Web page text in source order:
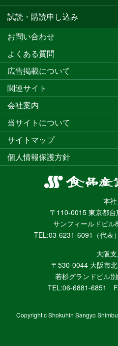
試読・購読申し込み
食
産
業
新
聞
社
ニ
ュ
ー
本社
〒110-0015 東京都
サンフィールドビル
TEL:03-6231-6091（代
大阪
〒530-0044 大阪市
若杉グランドビル
TEL:06-6881-6851
お問い合わせ
よくある質問
広告掲載について
関連サイト
会社案内
当サイトについて
サイトマップ
個人情報保護方針
Copyright c Shokuhin Sangyo